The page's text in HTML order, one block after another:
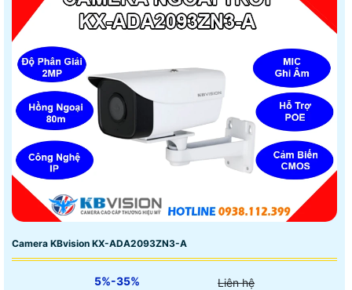
Camera KBvision KX-ADA2093ZN3-A
5%-35% Liên hệ